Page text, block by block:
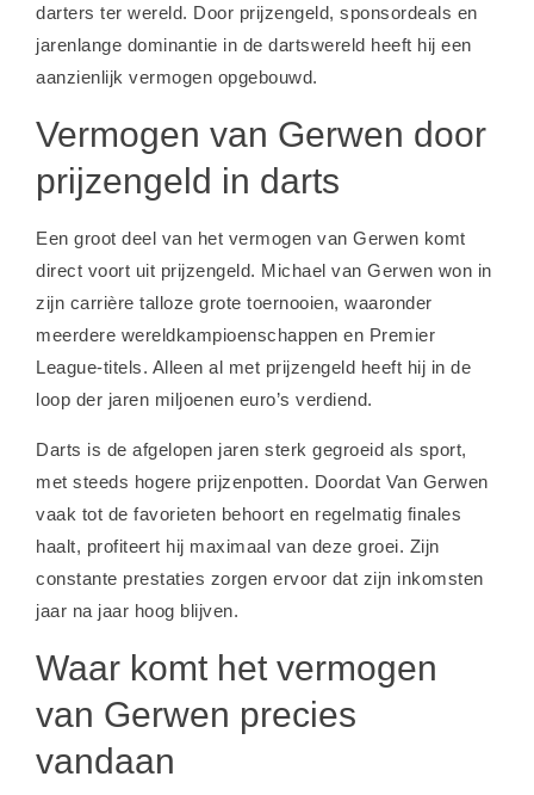
darters ter wereld. Door prijzengeld, sponsordeals en
jarenlange dominantie in de dartswereld heeft hij een
aanzienlijk vermogen opgebouwd.
Vermogen van Gerwen door
prijzengeld in darts
Een groot deel van het vermogen van Gerwen komt
direct voort uit prijzengeld. Michael van Gerwen won in
zijn carrière talloze grote toernooien, waaronder
meerdere wereldkampioenschappen en Premier
League-titels. Alleen al met prijzengeld heeft hij in de
loop der jaren miljoenen euro’s verdiend.
Darts is de afgelopen jaren sterk gegroeid als sport,
met steeds hogere prijzenpotten. Doordat Van Gerwen
vaak tot de favorieten behoort en regelmatig finales
haalt, profiteert hij maximaal van deze groei. Zijn
constante prestaties zorgen ervoor dat zijn inkomsten
jaar na jaar hoog blijven.
Waar komt het vermogen
van Gerwen precies
vandaan